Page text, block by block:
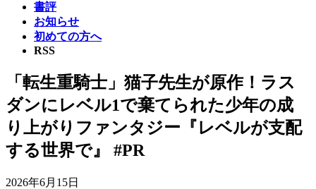
書評
お知らせ
初めての方へ
RSS
「転生重騎士」猫子先生が原作！ラス
ダンにレベル1で棄てられた少年の成
り上がりファンタジー『レベルが支配
する世界で』 #PR
2026年6月15日